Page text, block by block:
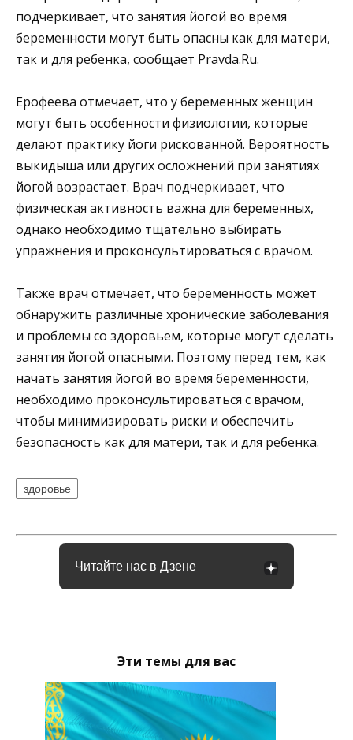
подчеркивает, что занятия йогой во время
беременности могут быть опасны как для матери,
так и для ребенка, сообщает Pravda.Ru.
Ерофеева отмечает, что у беременных женщин
могут быть особенности физиологии, которые
делают практику йоги рискованной. Вероятность
выкидыша или других осложнений при занятиях
йогой возрастает. Врач подчеркивает, что
физическая активность важна для беременных,
однако необходимо тщательно выбирать
упражнения и проконсультироваться с врачом.
Также врач отмечает, что беременность может
обнаружить различные хронические заболевания
и проблемы со здоровьем, которые могут сделать
занятия йогой опасными. Поэтому перед тем, как
начать занятия йогой во время беременности,
необходимо проконсультироваться с врачом,
чтобы минимизировать риски и обеспечить
безопасность как для матери, так и для ребенка.
здоровье
Читайте нас в Дзене
Эти темы для вас